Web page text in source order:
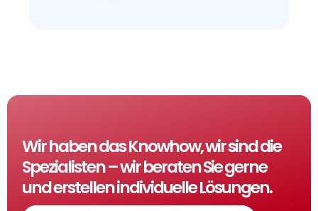
Wir haben das Knowhow, wir sind die
Spezialisten – wir beraten Sie gerne
und erstellen individuelle Lösungen.